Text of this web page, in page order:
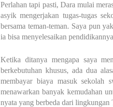
Perlahan tapi pasti, Dara mulai
asyik mengerjakan tugas-tugas
bersama teman-teman. Saya pun
ia bisa menyelesaikan
Ketika ditanya mengapa saya
berkebutuhan khusus, ada dua
membayar biaya masuk sekolah
menawarkan banyak kemudahan
nyata yang berbeda dari